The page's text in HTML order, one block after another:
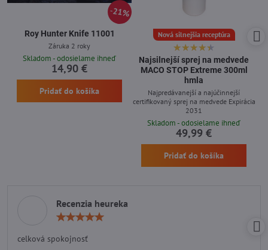
21%
Roy Hunter Knife 11001
Záruka 2 roky
Skladom - odosielame ihneď
14,90 €
Pridať do košíka
Nová silnejšia receptúra
Najsilnejší sprej na medvede
MACO STOP Extreme 300ml
hmla
Najpredávanejší a najúčinnejší
certifikovaný sprej na medvede Expirácia
2031
Skladom - odosielame ihneď
49,99 €
Pridať do košíka
Recenzia heureka
celková spokojnosť